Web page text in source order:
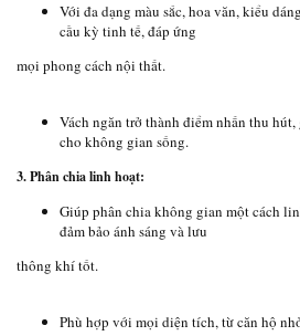
Với đa dạng màu sắc, hoa văn, kiểu
cầu kỳ tinh tế, đáp ứng
mọi phong cách nội thất.
Vách ngăn trở thành điểm nhấn thu
cho không gian sống.
3. Phân chia linh hoạt:
Giúp phân chia không gian một cách
đảm bảo ánh sáng và lưu
thông khí tốt.
Phù hợp với mọi diện tích, từ căn hộ